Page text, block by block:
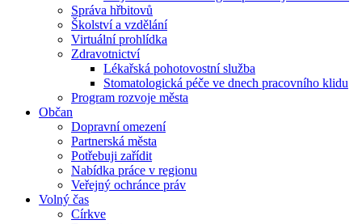
Správa hřbitovů
Školství a vzdělání
Virtuální prohlídka
Zdravotnictví
Lékařská pohotovostní služba
Stomatologická péče ve dnech pracovního klidu
Program rozvoje města
Občan
Dopravní omezení
Partnerská města
Potřebuji zařídit
Nabídka práce v regionu
Veřejný ochránce práv
Volný čas
Církve